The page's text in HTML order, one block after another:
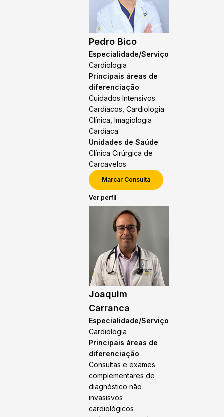
Pedro Bico
Especialidade/Serviço
Cardiologia
Principais áreas de
diferenciação
Cuidados Intensivos
Cardíacos, Cardiologia
Clínica, Imagiologia
Cardíaca
Unidades de Saúde
Clínica Cirúrgica de
Carcavelos
Marcar Consulta
Ver perfil
Joaquim
Carranca
Especialidade/Serviço
Cardiologia
Principais áreas de
diferenciação
Consultas e exames
complementares de
diagnóstico não
invasisvos
cardiológicos